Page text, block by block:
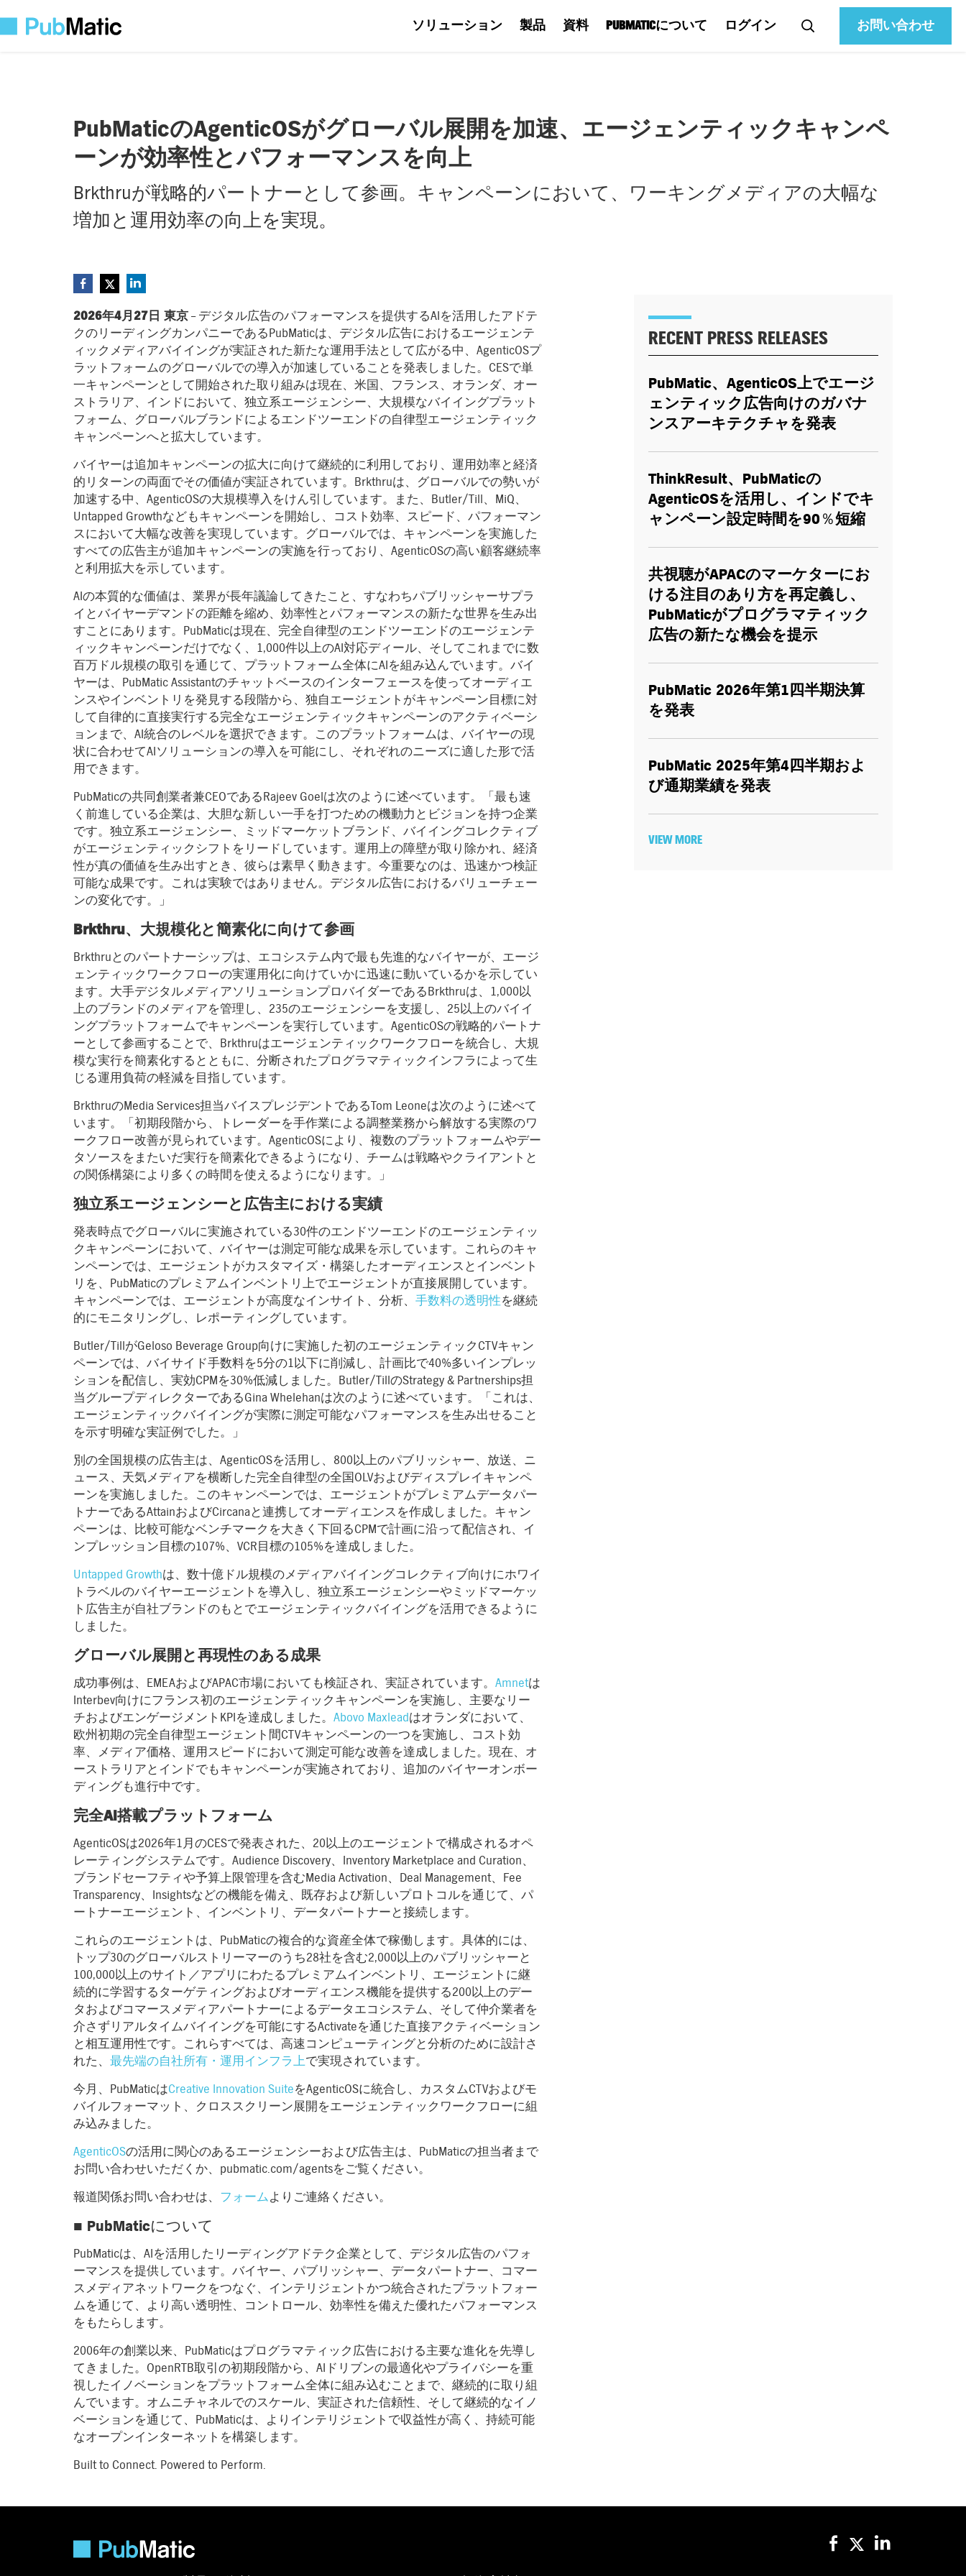
お問い合わせ
ソリューション 製品 資料 PUBMATICについて ログイン
PubMaticのAgenticOSがグローバル展開を加速、エージェンティックキャンペ
ーンが効率性とパフォーマンスを向上
Brkthruが戦略的パートナーとして参画。キャンペーンにおいて、ワーキングメディアの大幅な
増加と運用効率の向上を実現。
2026年4月27日 東京 – デジタル広告のパフォーマンスを提供するAIを活用したアドテ
クのリーディングカンパニーであるPubMaticは、デジタル広告におけるエージェンテ
ィックメディアバイイングが実証された新たな運用手法として広がる中、AgenticOSプ
ラットフォームのグローバルでの導入が加速していることを発表しました。CESで単
一キャンペーンとして開始された取り組みは現在、米国、フランス、オランダ、オー
ストラリア、インドにおいて、独立系エージェンシー、大規模なバイイングプラット
フォーム、グローバルブランドによるエンドツーエンドの自律型エージェンティック
キャンペーンへと拡大しています。
バイヤーは追加キャンペーンの拡大に向けて継続的に利用しており、運用効率と経済
的リターンの両面でその価値が実証されています。Brkthruは、グローバルでの勢いが
加速する中、AgenticOSの大規模導入をけん引しています。また、Butler/Till、MiQ、
Untapped Growthなどもキャンペーンを開始し、コスト効率、スピード、パフォーマン
スにおいて大幅な改善を実現しています。グローバルでは、キャンペーンを実施した
すべての広告主が追加キャンペーンの実施を行っており、AgenticOSの高い顧客継続率
と利用拡大を示しています。
AIの本質的な価値は、業界が長年議論してきたこと、すなわちパブリッシャーサプラ
イとバイヤーデマンドの距離を縮め、効率性とパフォーマンスの新たな世界を生み出
すことにあります。PubMaticは現在、完全自律型のエンドツーエンドのエージェンテ
ィックキャンペーンだけでなく、1,000件以上のAI対応ディール、そしてこれまでに数
百万ドル規模の取引を通じて、プラットフォーム全体にAIを組み込んでいます。バイ
ヤーは、PubMatic Assistantのチャットベースのインターフェースを使ってオーディエ
ンスやインベントリを発見する段階から、独自エージェントがキャンペーン目標に対
して自律的に直接実行する完全なエージェンティックキャンペーンのアクティベーシ
ョンまで、AI統合のレベルを選択できます。このプラットフォームは、バイヤーの現
状に合わせてAIソリューションの導入を可能にし、それぞれのニーズに適した形で活
用できます。
PubMaticの共同創業者兼CEOであるRajeev Goelは次のように述べています。「最も速
く前進している企業は、大胆な新しい一手を打つための機動力とビジョンを持つ企業
です。独立系エージェンシー、ミッドマーケットブランド、バイイングコレクティブ
がエージェンティックシフトをリードしています。運用上の障壁が取り除かれ、経済
性が真の価値を生み出すとき、彼らは素早く動きます。今重要なのは、迅速かつ検証
可能な成果です。これは実験ではありません。デジタル広告におけるバリューチェー
ンの変化です。」
Brkthru、大規模化と簡素化に向けて参画
Brkthruとのパートナーシップは、エコシステム内で最も先進的なバイヤーが、エージ
ェンティックワークフローの実運用化に向けていかに迅速に動いているかを示してい
ます。大手デジタルメディアソリューションプロバイダーであるBrkthruは、1,000以
上のブランドのメディアを管理し、235のエージェンシーを支援し、25以上のバイイ
ングプラットフォームでキャンペーンを実行しています。AgenticOSの戦略的パートナ
ーとして参画することで、Brkthruはエージェンティックワークフローを統合し、大規
模な実行を簡素化するとともに、分断されたプログラマティックインフラによって生
じる運用負荷の軽減を目指しています。
BrkthruのMedia Services担当バイスプレジデントであるTom Leoneは次のように述べて
います。「初期段階から、トレーダーを手作業による調整業務から解放する実際のワ
ークフロー改善が見られています。AgenticOSにより、複数のプラットフォームやデー
タソースをまたいだ実行を簡素化できるようになり、チームは戦略やクライアントと
の関係構築により多くの時間を使えるようになります。」
独立系エージェンシーと広告主における実績
発表時点でグローバルに実施されている30件のエンドツーエンドのエージェンティッ
クキャンペーンにおいて、バイヤーは測定可能な成果を示しています。これらのキャ
ンペーンでは、エージェントがカスタマイズ・構築したオーディエンスとインベント
リを、PubMaticのプレミアムインベントリ上でエージェントが直接展開しています。
キャンペーンでは、エージェントが高度なインサイト、分析、 手数料の透明性を継続
的にモニタリングし、レポーティングしています。
Butler/TillがGeloso Beverage Group向けに実施した初のエージェンティックCTVキャン
ペーンでは、バイサイド手数料を5分の1以下に削減し、計画比で40%多いインプレッ
ションを配信し、実効CPMを30%低減しました。Butler/TillのStrategy & Partnerships担
当グループディレクターであるGina Whelehanは次のように述べています。「これは、
エージェンティックバイイングが実際に測定可能なパフォーマンスを生み出せること
を示す明確な実証例でした。」
別の全国規模の広告主は、AgenticOSを活用し、800以上のパブリッシャー、放送、ニ
ュース、天気メディアを横断した完全自律型の全国OLVおよびディスプレイキャンペ
ーンを実施しました。このキャンペーンでは、エージェントがプレミアムデータパー
トナーであるAttainおよびCircanaと連携してオーディエンスを作成しました。キャン
ペーンは、比較可能なベンチマークを大きく下回るCPMで計画に沿って配信され、イ
ンプレッション目標の107%、VCR目標の105%を達成しました。
Untapped Growthは、数十億ドル規模のメディアバイイングコレクティブ向けにホワイ
トラベルのバイヤーエージェントを導入し、独立系エージェンシーやミッドマーケッ
ト広告主が自社ブランドのもとでエージェンティックバイイングを活用できるように
しました。
グローバル展開と再現性のある成果
成功事例は、EMEAおよびAPAC市場においても検証され、実証されています。 Amnetは
Interbev向けにフランス初のエージェンティックキャンペーンを実施し、主要なリー
チおよびエンゲージメントKPIを達成しました。 Abovo Maxleadはオランダにおいて、
欧州初期の完全自律型エージェント間CTVキャンペーンの一つを実施し、コスト効
率、メディア価格、運用スピードにおいて測定可能な改善を達成しました。現在、オ
ーストラリアとインドでもキャンペーンが実施されており、追加のバイヤーオンボー
ディングも進行中です。
完全AI搭載プラットフォーム
AgenticOSは2026年1月のCESで発表された、20以上のエージェントで構成されるオペ
レーティングシステムです。Audience Discovery、Inventory Marketplace and Curation、
ブランドセーフティや予算上限管理を含むMedia Activation、Deal Management、Fee
Transparency、Insightsなどの機能を備え、既存および新しいプロトコルを通じて、パ
ートナーエージェント、インベントリ、データパートナーと接続します。
これらのエージェントは、PubMaticの複合的な資産全体で稼働します。具体的には、
トップ30のグローバルストリーマーのうち28社を含む2,000以上のパブリッシャーと
100,000以上のサイト／アプリにわたるプレミアムインベントリ、エージェントに継
続的に学習するターゲティングおよびオーディエンス機能を提供する200以上のデー
タおよびコマースメディアパートナーによるデータエコシステム、そして仲介業者を
介さずリアルタイムバイイングを可能にするActivateを通じた直接アクティベーション
と相互運用性です。これらすべては、高速コンピューティングと分析のために設計さ
れた、 最先端の自社所有・運用インフラ上で実現されています。
今月、PubMaticはCreative Innovation SuiteをAgenticOSに統合し、カスタムCTVおよびモ
バイルフォーマット、クロススクリーン展開をエージェンティックワークフローに組
み込みました。
AgenticOSの活用に関心のあるエージェンシーおよび広告主は、PubMaticの担当者まで
お問い合わせいただくか、pubmatic.com/agentsをご覧ください。
報道関係お問い合わせは、 フォームよりご連絡ください。
■ PubMaticについて
PubMaticは、AIを活用したリーディングアドテク企業として、デジタル広告のパフォ
ーマンスを提供しています。バイヤー、パブリッシャー、データパートナー、コマー
スメディアネットワークをつなぐ、インテリジェントかつ統合されたプラットフォー
ムを通じて、より高い透明性、コントロール、効率性を備えた優れたパフォーマンス
をもたらします。
2006年の創業以来、PubMaticはプログラマティック広告における主要な進化を先導し
てきました。OpenRTB取引の初期段階から、AIドリブンの最適化やプライバシーを重
視したイノベーションをプラットフォーム全体に組み込むことまで、継続的に取り組
んでいます。オムニチャネルでのスケール、実証された信頼性、そして継続的なイノ
ベーションを通じて、PubMaticは、よりインテリジェントで収益性が高く、持続可能
なオープンインターネットを構築します。
Built to Connect. Powered to Perform.
RECENT PRESS RELEASES
PubMatic、 AgenticOS上でエージ
ェンティック広告向けのガバナ
ンスアーキテクチャを発表
ThinkResult、 PubMaticの
AgenticOSを活用し、インドでキ
ャンペーン設定時間を90％短縮
共視聴がAPACのマーケターにお
ける注目のあり方を再定義し、
PubMaticがプログラマティック
広告の新たな機会を提示
PubMatic 2026年第1 四半期決算
を発表
PubMatic 2025年第4 四半期およ
び通期業績を発表
VIEW MORE